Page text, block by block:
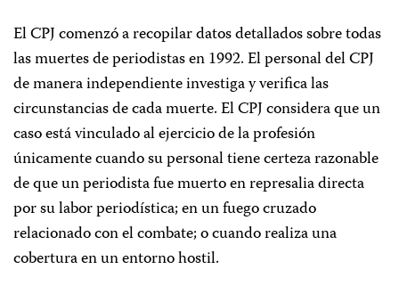
El CPJ comenzó a recopilar datos detallados sobre todas
las muertes de periodistas en 1992. El personal del CPJ
de manera independiente investiga y verifica las
circunstancias de cada muerte. El CPJ considera que un
caso está vinculado al ejercicio de la profesión
únicamente cuando su personal tiene certeza razonable
de que un periodista fue muerto en represalia directa
por su labor periodística; en un fuego cruzado
relacionado con el combate; o cuando realiza una
cobertura en un entorno hostil.